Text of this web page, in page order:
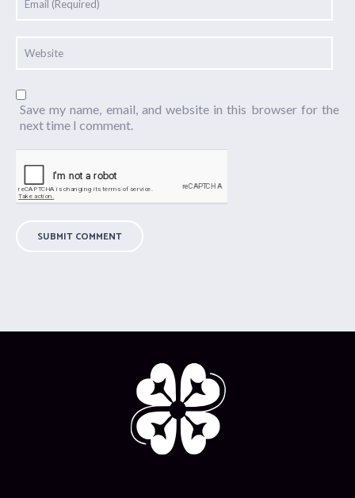
Save my name, email, and website in this browser for the
next time I comment.